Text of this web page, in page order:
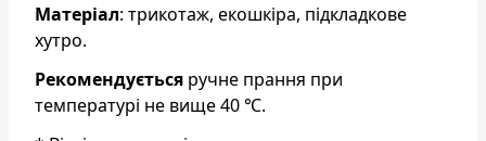
Матеріал: трикотаж, екошкіра, підкладкове
хутро.
Рекомендується ручне прання при
температурі не вище 40 ℃.